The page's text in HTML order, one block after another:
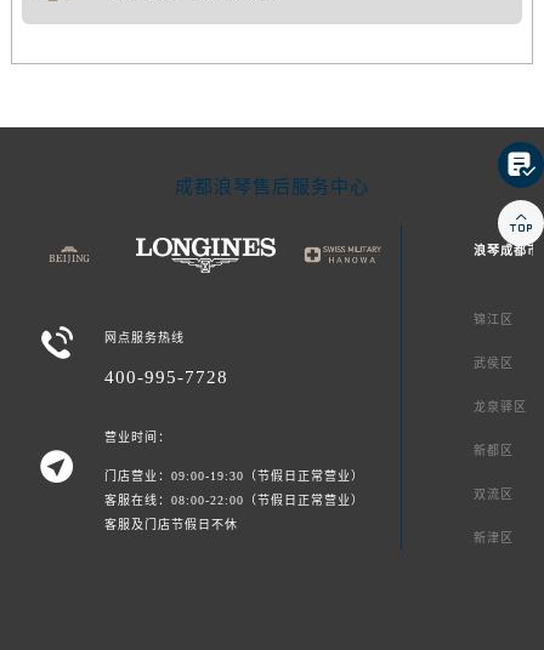
成都浪琴售后服务中心
 网点服务热线
400-995-7728

营业时间：
门店营业：09:00-19:30（节假日正常营业）
客服在线：08:00-22:00（节假日正常营业）
客服及门店节假日不休
浪琴成都市
锦江区
武侯区
龙泉驿区
新都区
双流区
新津区

